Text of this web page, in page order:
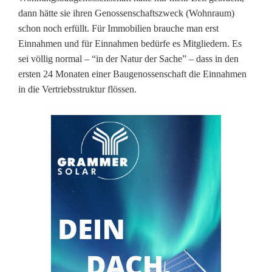
n
V
o
r
w
dann hätte sie ihren Genossenschaftszweck (Wohnraum)
schon noch erfüllt. Für Immobilien brauche man erst
Einnahmen und für Einnahmen bedürfe es Mitgliedern. Es
sei völlig normal – “in der Natur der Sache” – dass in den
ersten 24 Monaten einer Baugenossenschaft die Einnahmen
in die Vertriebsstruktur flössen.